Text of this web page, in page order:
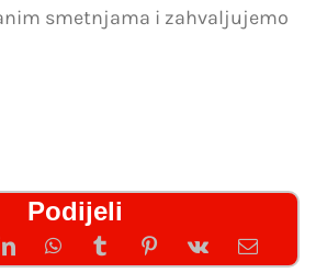
smetnjama i zahvaljujemo
Podijeli